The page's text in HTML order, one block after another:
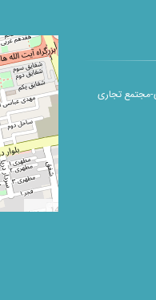
مجتمع تجاری
Leaflet